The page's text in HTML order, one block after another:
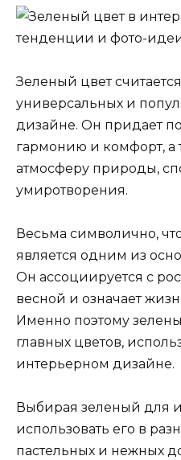
Зеленый цвет
универсальных и
дизайне. Он придает
гармонию и комфорт, а
атмосферу природы,
умиротворения.
Весьма символично,
является одним из
Он ассоциируется с
весной и означает
Именно поэтому
главных цветов,
интерьерном дизайне.
Выбирая зеленый для
использовать его в
пастельных и нежных